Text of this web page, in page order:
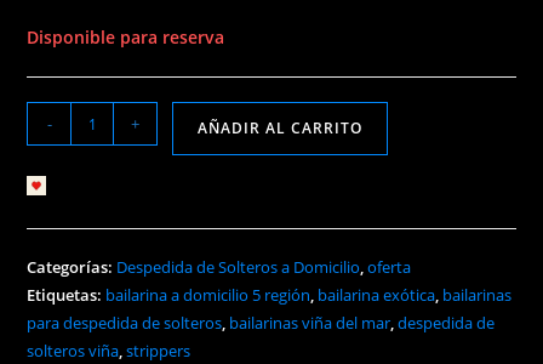
Disponible para reserva
Despedidas
de
solteros
región
cantidad
- + AÑADIR AL CARRITO
Categorías: Despedida de Solteros a Domicilio,oferta
Etiquetas: bailarina a domicilio 5 región, bailarina exótica, bailarinas
para despedida de solteros, bailarinas viña del mar,despedida de
solteros viña,strippers